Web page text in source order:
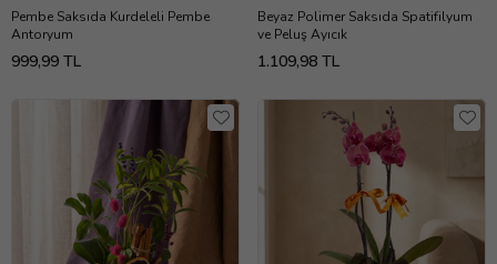
Pembe Saksıda Kurdeleli Pembe
Antoryum
999,99 TL
Beyaz Polimer Saksıda Spatifilyum
ve Peluş Ayıcık
1.109,98 TL